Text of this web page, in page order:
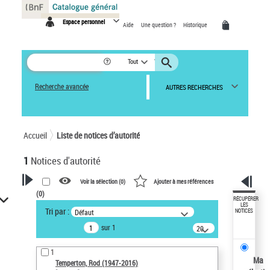
Espace personnel Aide Une question ? Historique
Tout
Recherche avancée AUTRES RECHERCHES
Accueil Liste de notices d’autorité
1 Notices d'autorité
VOTRE RECHERCHE
Recherche avancée dans les
notices d’autorité
Œuvres liées à l'auteur :
Temperton, Rod (1947-2016)
Voir la sélection (0) Ajouter à mes références
(0)
Tri par : Défaut
sur 1
20
résultats/page
1
Temperton, Rod (1947-2016)
RÉCUPÉRER
LES
NOTICES
Ma
Panneau de gestion des cookies